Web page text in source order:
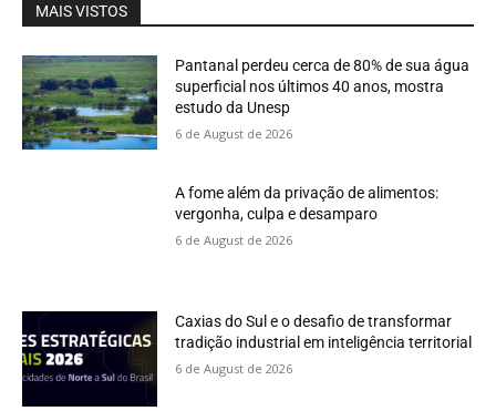
MAIS VISTOS
Pantanal perdeu cerca de 80% de sua água
superficial nos últimos 40 anos, mostra
estudo da Unesp
6 de August de 2026
A fome além da privação de alimentos:
vergonha, culpa e desamparo
6 de August de 2026
Caxias do Sul e o desafio de transformar
tradição industrial em inteligência territorial
6 de August de 2026